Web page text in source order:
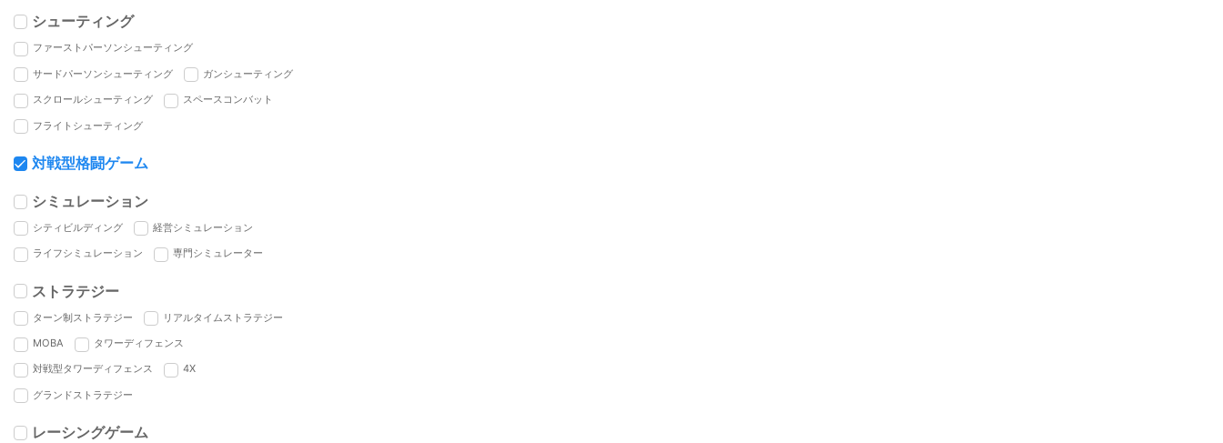
シューティング
ファーストパーソンシューティング
サードパーソンシューティング ガンシューティング
スクロールシューティング スペースコンバット
フライトシューティング
対戦型格闘ゲーム
シミュレーション
シティビルディング 経営シミュレーション
ライフシミュレーション 専門シミュレーター
ストラテジー
ターン制ストラテジー リアルタイムストラテジー
MOBA タワーディフェンス
対戦型タワーディフェンス 4X
グランドストラテジー
レーシングゲーム